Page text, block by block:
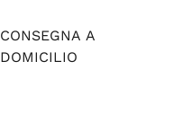
CONSEGNA A
DOMICILIO